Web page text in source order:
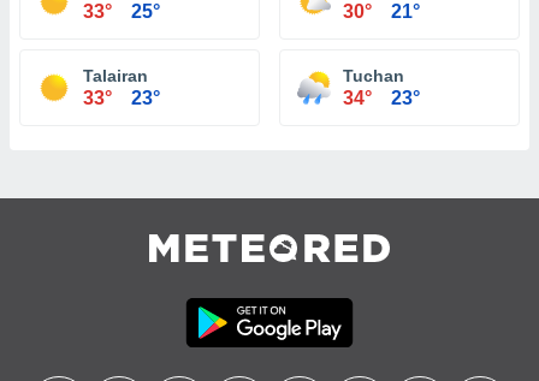
33° 25° 30° 21°
Talairan
33° 23°
Tuchan
34° 23°